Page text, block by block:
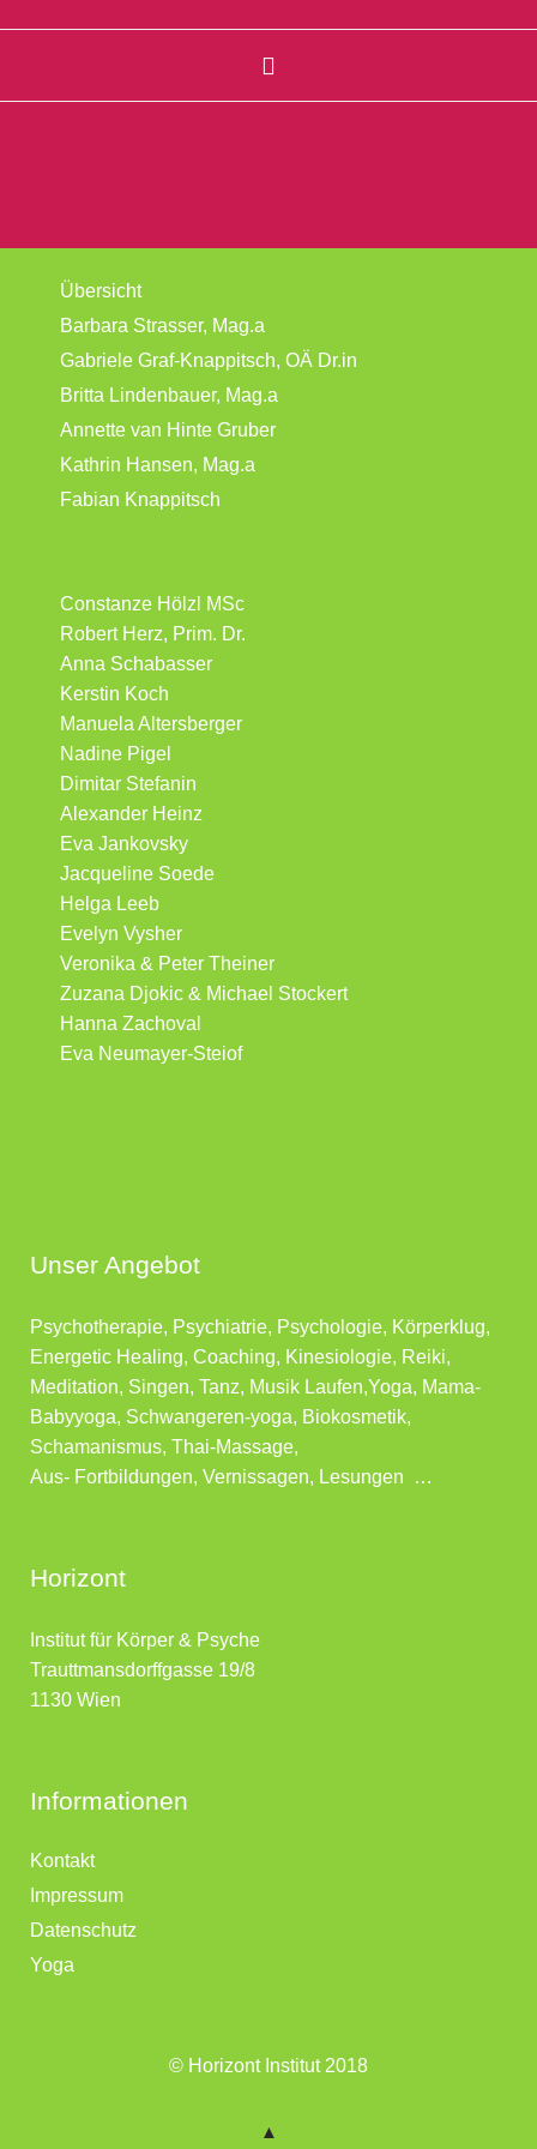
Übersicht
Barbara Strasser, Mag.a
Gabriele Graf-Knappitsch, OÄ Dr.in
Britta Lindenbauer, Mag.a
Annette van Hinte Gruber
Kathrin Hansen, Mag.a
Fabian Knappitsch
Constanze Hölzl MSc
Robert Herz, Prim. Dr.
Anna Schabasser
Kerstin Koch
Manuela Altersberger
Nadine Pigel
Dimitar Stefanin
Alexander Heinz
Eva Jankovsky
Jacqueline Soede
Helga Leeb
Evelyn Vysher
Veronika & Peter Theiner
Zuzana Djokic & Michael Stockert
Hanna Zachoval
Eva Neumayer-Steiof
Unser Angebot
Psychotherapie, Psychiatrie, Psychologie, Körperklug,
Energetic Healing, Coaching, Kinesiologie, Reiki,
Meditation, Singen, Tanz, Musik Laufen,Yoga, Mama-
Babyyoga, Schwangeren-yoga, Biokosmetik,
Schamanismus, Thai-Massage,
Aus- Fortbildungen, Vernissagen, Lesungen …
Horizont
Institut für Körper & Psyche
Trauttmansdorffgasse 19/8
1130 Wien
Informationen
Kontakt
Impressum
Datenschutz
Yoga
© Horizont Institut 2018